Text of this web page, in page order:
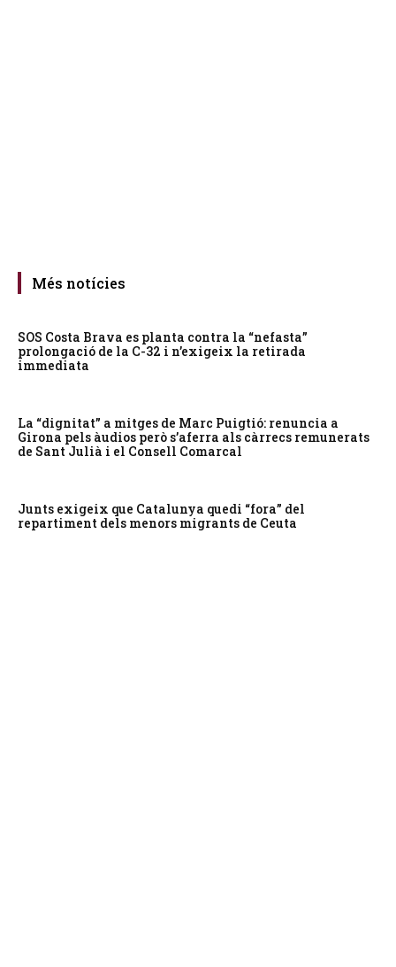
Més notícies
SOS Costa Brava es planta contra la “nefasta”
prolongació de la C-32 i n’exigeix la retirada
immediata
La “dignitat” a mitges de Marc Puigtió: renuncia a
Girona pels àudios però s’aferra als càrrecs remunerats
de Sant Julià i el Consell Comarcal
Junts exigeix que Catalunya quedi “fora” del
repartiment dels menors migrants de Ceuta